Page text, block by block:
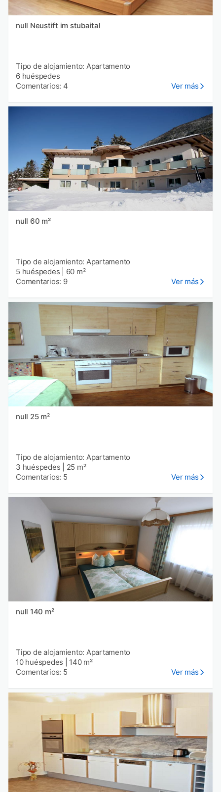
null Neustift im stubaital
Tipo de alojamiento: Apartamento
6 huéspedes
Comentarios: 4
Ver más
null 60 m²
Tipo de alojamiento: Apartamento
5 huéspedes
60 m²
Comentarios: 9
Ver más
null 25 m²
Tipo de alojamiento: Apartamento
3 huéspedes
25 m²
Comentarios: 5
Ver más
null 140 m²
Tipo de alojamiento: Apartamento
10 huéspedes
140 m²
Comentarios: 5
Ver más